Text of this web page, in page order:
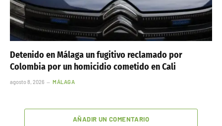
Detenido en Málaga un fugitivo reclamado por
Colombia por un homicidio cometido en Cali
agosto 8, 2026 MÁLAGA
AÑADIR UN COMENTARIO